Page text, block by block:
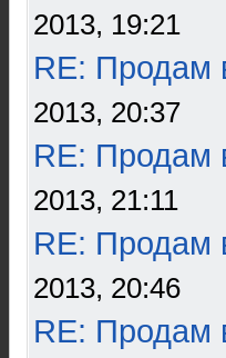
2013, 19:21
RE: Продам
2013, 20:37
RE: Продам
2013, 21:11
RE: Продам
2013, 20:46
RE: Продам